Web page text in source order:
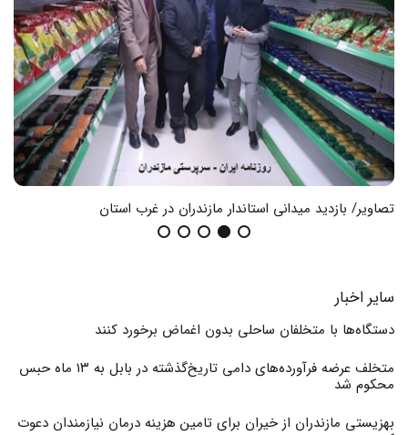
تصاویر/ بازدید میدانی استاندار مازندران در غرب استان
سایر اخبار
دستگاه‌ها با متخلفان ساحلی بدون اغماض برخورد کنند
متخلف عرضه فرآورده‌های دامی تاریخ‌گذشته در بابل به ۱۳ ماه حبس
محکوم شد
بهزیستی مازندران از خیران برای تامین هزینه درمان نیازمندان دعوت